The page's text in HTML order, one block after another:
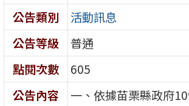
公告類別
活動訊息
公告等級
普通
點閱次數
605
公告內容
一、依據苗栗縣政府